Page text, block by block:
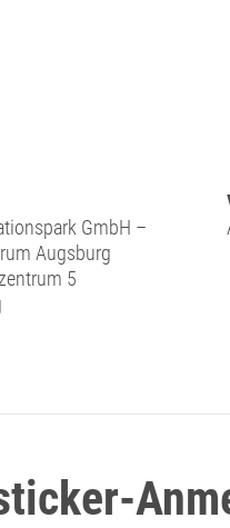
GmbH –
Augsburg
5